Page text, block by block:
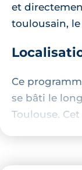
et
toulousain,
Ce
se bâti le
Toulouse.
lignes de
permettant